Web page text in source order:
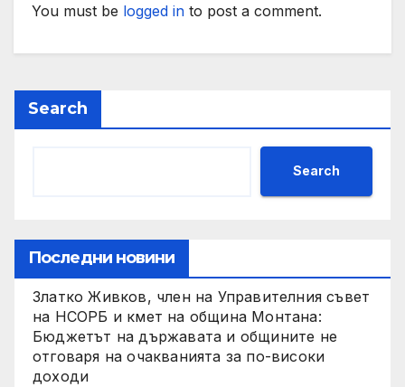
You must be logged in to post a comment.
Search
Search
Последни новини
Златко Живков, член на Управителния съвет
на НСОРБ и кмет на община Монтана:
Бюджетът на държавата и общините не
отговаря на очакванията за по-високи
доходи